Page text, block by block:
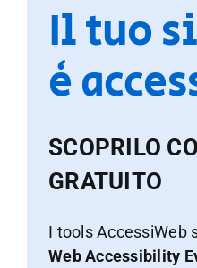
Il tuo
è
SCOPRILO
GRATUITO
I tools AccessiWeb
Web Accessibility